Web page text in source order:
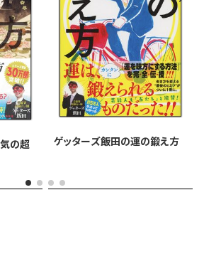
押してもらいたい時に読んでま
くて買って本当によかった。もっと
よかったです。」（40代／男性）
心に響きます。その言葉1つ1つがあ
代／女性）
詰まった“中身”にあります。
の超
ゲッターズ飯田の運の鍛え方